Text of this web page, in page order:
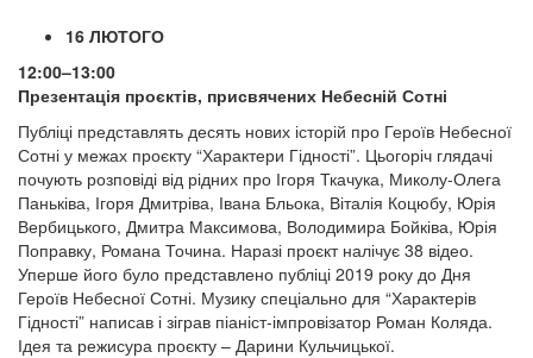
16 ЛЮТОГО
12:00–13:00
Презентація проєктів, присвячених Небесній Сотні
Публіці представлять десять нових історій про Героїв Небесної
Сотні у межах проєкту “Характери Гідності”. Цьогоріч глядачі
почують розповіді від рідних про Ігоря Ткачука, Миколу-Олега
Паньківа, Ігоря Дмитріва, Івана Бльока, Віталія Коцюбу, Юрія
Вербицького, Дмитра Максимова, Володимира Бойківа, Юрія
Поправку, Романа Точина. Наразі проєкт налічує 38 відео.
Уперше його було представлено публіці 2019 року до Дня
Героїв Небесної Сотні. Музику спеціально для “Характерів
Гідності” написав і зіграв піаніст-імпровізатор Роман Коляда.
Ідея та режисура проєкту – Дарини Кульчицької.